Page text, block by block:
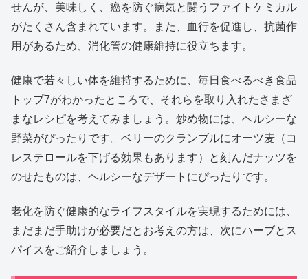
せんが、美味しく、癌を防ぐ病気と闘うファイトケミカル
がたくさん含まれています。また、血行を促進し、抗菌作
用があるため、消化管の健康維持に役立ちます。
健康で若々しい体を維持するために、毎日食べるべき食品
トップ7がわかったところで、それらを取り入れたさまざ
まなレシピを考えてみましょう。炒め物には、ヘルシーな
野菜がぴったりです。ベリーのクランブルにオーツ麦（コ
レステロールを下げる効果もあります）と刻んだナッツを
のせたものは、ヘルシーなデザートにぴったりです。
老化を防ぐ健康的なライフスタイルを実現するためには、
まだまだ手助けが必要だとお考えの方は、次にハーブとス
パイスをご紹介しましょう。